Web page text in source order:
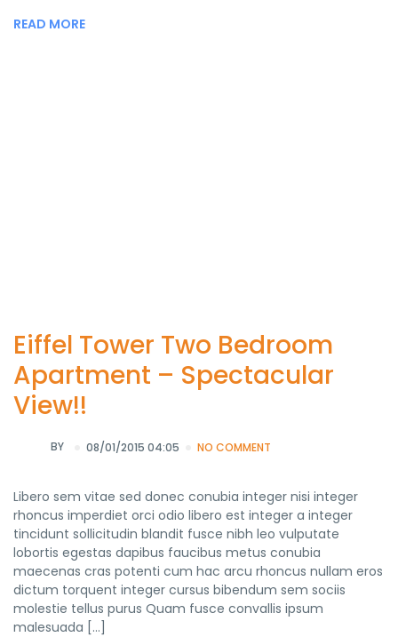
READ MORE
Eiffel Tower Two Bedroom
Apartment – Spectacular
View!!
BY 08/01/2015 04:05 NO COMMENT
Libero sem vitae sed donec conubia integer nisi integer
rhoncus imperdiet orci odio libero est integer a integer
tincidunt sollicitudin blandit fusce nibh leo vulputate
lobortis egestas dapibus faucibus metus conubia
maecenas cras potenti cum hac arcu rhoncus nullam eros
dictum torquent integer cursus bibendum sem sociis
molestie tellus purus Quam fusce convallis ipsum
malesuada […]